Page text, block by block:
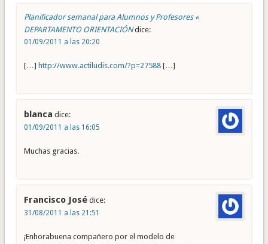
Planificador semanal para Alumnos y Profesores «
DEPARTAMENTO ORIENTACIÓN dice:
01/09/2011 a las 20:20
[…] http://www.actiludis.com/?p=27588[…]
blanca dice:
01/09/2011 a las 16:05
Muchas gracias.
Francisco José dice:
31/08/2011 a las 21:51
¡Enhorabuena compañero por el modelo de